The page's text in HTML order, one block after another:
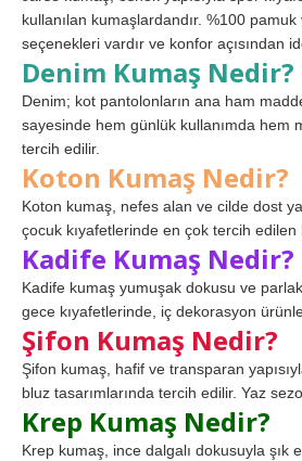
kullanılan kumaşlardandır. %100 pamuk
seçenekleri vardır ve konfor açısından
Denim Kumaş Nedir?
Denim; kot pantolonların ana ham
sayesinde hem günlük kullanımda hem
tercih edilir.
Koton Kumaş Nedir?
Koton kumaş, nefes alan ve cilde dost
çocuk kıyafetlerinde en çok tercih
Kadife Kumaş Nedir?
Kadife kumaş yumuşak dokusu ve
gece kıyafetlerinde, iç dekorasyon
Şifon Kumaş Nedir?
Şifon kumaş, hafif ve transparan
bluz tasarımlarında tercih edilir. Yaz
Krep Kumaş Nedir?
Krep kumaş, ince dalgalı dokusuyla şık